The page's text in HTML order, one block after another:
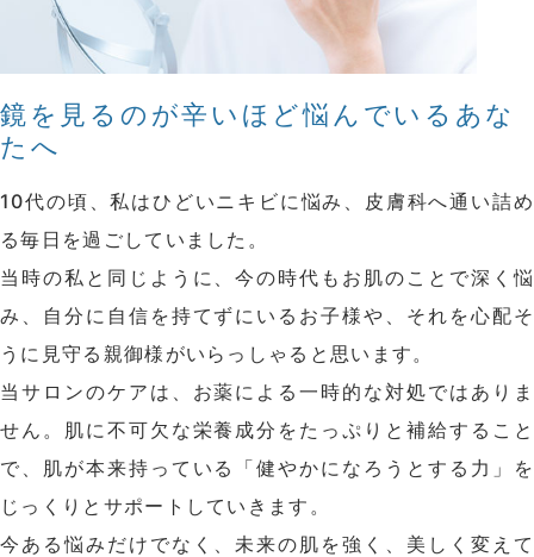
鏡を見るのが辛いほど悩んでいるあな
たへ
10代の頃、私はひどいニキビに悩み、皮膚科へ通い詰め
る毎日を過ごしていました。
当時の私と同じように、今の時代もお肌のことで深く悩
み、自分に自信を持てずにいるお子様や、それを心配そ
うに見守る親御様がいらっしゃると思います。
当サロンのケアは、お薬による一時的な対処ではありま
せん。肌に不可欠な栄養成分をたっぷりと補給すること
で、肌が本来持っている「健やかになろうとする力」を
じっくりとサポートしていきます。
今ある悩みだけでなく、未来の肌を強く、美しく変えて